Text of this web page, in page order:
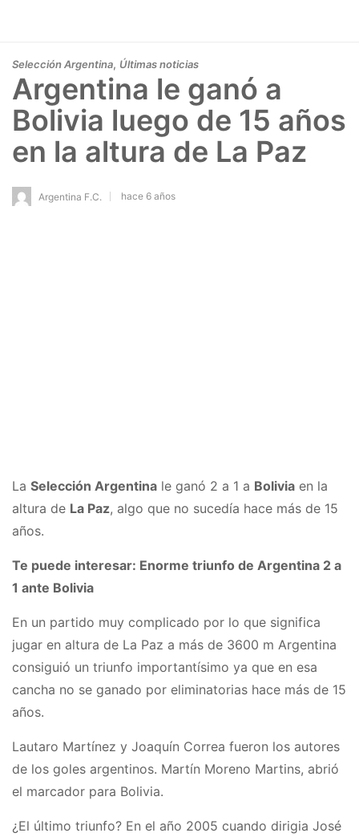
Selección Argentina, Últimas noticias
Argentina le ganó a
Bolivia luego de 15 años
en la altura de La Paz
Argentina F.C. hace 6 años
La Selección Argentina le ganó 2 a 1 a Bolivia en la
altura de La Paz, algo que no sucedía hace más de 15
años.
Te puede interesar: Enorme triunfo de Argentina 2 a
1 ante Bolivia
En un partido muy complicado por lo que significa
jugar en altura de La Paz a más de 3600 m Argentina
consiguió un triunfo importantísimo ya que en esa
cancha no se ganado por eliminatorias hace más de 15
años.
Lautaro Martínez y Joaquín Correa fueron los autores
de los goles argentinos. Martín Moreno Martins, abrió
el marcador para Bolivia.
¿El último triunfo? En el año 2005 cuando dirigia José